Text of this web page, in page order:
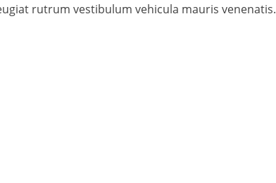
rutrum vestibulum vehicula mauris venenatis.